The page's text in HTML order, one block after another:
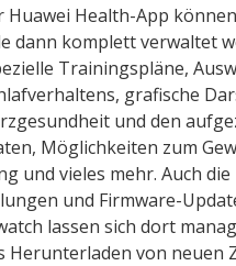
Huawei Health-App
dann komplett verwaltet
Trainingspläne,
grafische
und den
Möglichkeiten zum
und vieles mehr. Auch die
und Firmware-
lassen sich dort
Herunterladen von neuen